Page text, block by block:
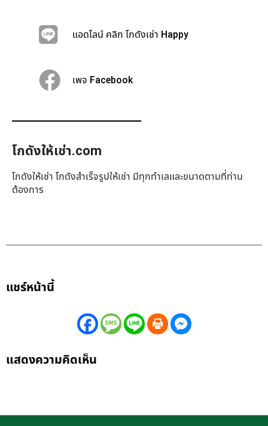
แอดไลน์ คลิก โกดังเช่า Happy
เพจ Facebook
โกดังให้เช่า.com
โกดังให้เช่า โกดังสำเร็จรูปให้เช่า มีทุกทำเล​และขนาดตามที่ท่าน
ต้องการ
แชร์หน้านี้
แสดงความคิดเห็น